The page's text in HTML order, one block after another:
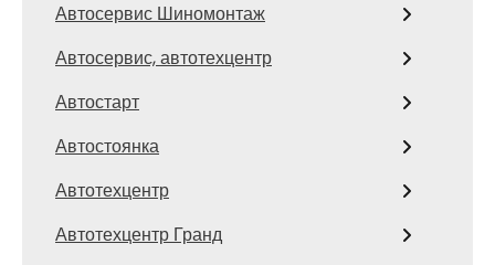
Автосервис Шиномонтаж
Автосервис, автотехцентр
Автостарт
Автостоянка
Автотехцентр
Автотехцентр Гранд